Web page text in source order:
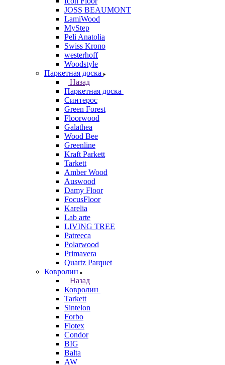
JOSS BEAUMONT
LamiWood
MyStep
Peli Anatolia
Swiss Krono
westerhoff
Woodstyle
Паркетная доска
Назад
Паркетная доска
Синтерос
Green Forest
Floorwood
Galathea
Wood Bee
Greenline
Kraft Parkett
Tarkett
Amber Wood
Auswood
Damy Floor
FocusFloor
Karelia
Lab arte
LIVING TREE
Patreeca
Polarwood
Primavera
Quartz Parquet
Ковролин
Назад
Ковролин
Tarkett
Sintelon
Forbo
Flotex
Condor
BIG
Balta
AW